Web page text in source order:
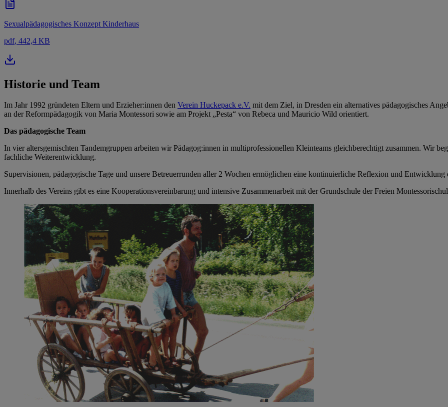
Sexualpädagogisches Konzept Kinderhaus
pdf, 442,4 KB
Historie und Team
Im Jahr 1992 gründeten Eltern und Erzieher:innen den Verein Huckepack e.V. mit dem Ziel, in Dresden ein alternatives pädagogisches
an der Reformpädagogik von Maria Montessori sowie am Projekt „Pesta“ von Rebeca und Mauricio Wild orientiert.
Das pädagogische Team
In vier altersgemischten Tandemgruppen arbeiten wir Pädagog:innen in multiprofessionellen Kleinteams gleichberechtigt zusammen. Wir
fachliche Weiterentwicklung.
Supervisionen, pädagogische Tage und unsere Betreuerrunden aller 2 Wochen ermöglichen eine kontinuierliche Reflexion und Entwicklung
Innerhalb des Vereins gibt es eine Kooperationsvereinbarung und intensive Zusammenarbeit mit der Grundschule der Freien